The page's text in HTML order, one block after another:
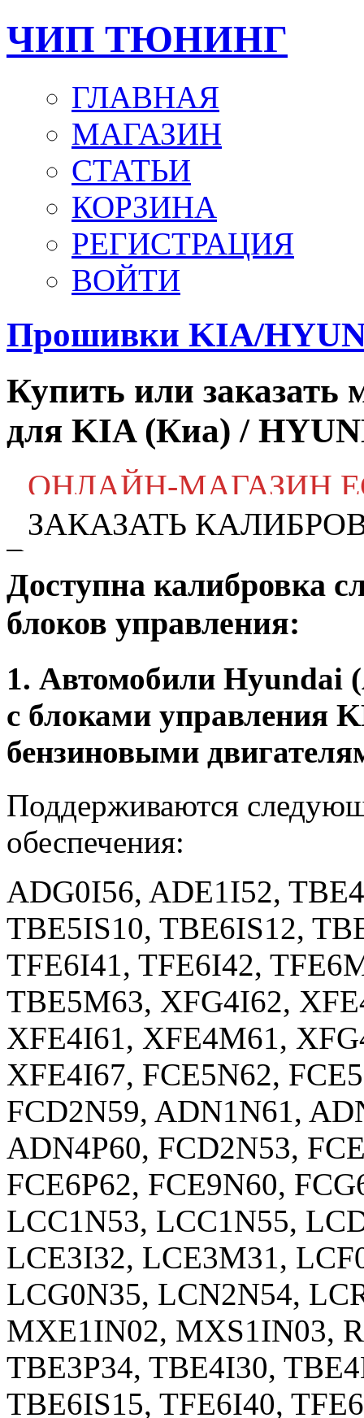
ЧИП ТЮНИНГ
ГЛАВНАЯ
МАГАЗИН
СТАТЬИ
КОРЗИНА
РЕГИСТРАЦИЯ
ВОЙТИ
Прошивки KIA/
Купить или
для KIA (Киа) /
ОНЛАЙН-МАГАЗИН
ЗАКАЗАТЬ
Доступна калибровка
блоков управления:
1. Автомобили Hyundai
с блоками управления
бензиновыми
Поддерживаются
обеспечения:
ADG0I56, ADE1I52,
TBE5IS10, TBE6IS12,
TFE6I41, TFE6I42,
TBE5M63, XFG4I62,
XFE4I61, XFE4M61,
XFE4I67, FCE5N62,
FCD2N59, ADN1N61,
ADN4P60, FCD2N53,
FCE6P62, FCE9N60,
LCC1N53, LCC1N55,
LCE3I32, LCE3M31,
LCG0N35, LCN2N54,
MXE1IN02, MXS1IN03,
TBE3P34, TBE4I30,
TBE6IS15, TFE6I40,